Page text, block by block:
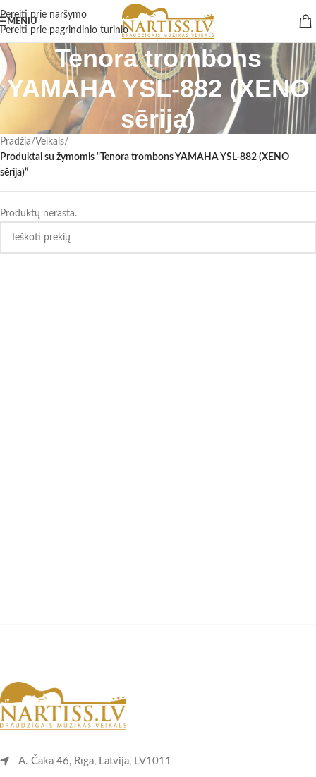
Pereiti prie naršymo
Pereiti prie pagrindinio turinio
MENIU
Tenora trombons
YAMAHA YSL-882 (XENO
sērija)
Pradžia/Veikals/
Produktai su žymomis “Tenora trombons YAMAHA YSL-882 (XENO
sērija)”
Produktų nerasta.
A. Čaka 46, Rīga, Latvija, LV1011